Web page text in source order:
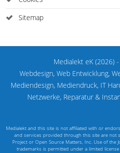
Sitemap
Medialekt eK (2026)
Webdesign, Web Entwicklung,
Mediendesign, Mediendruck, IT
Netzwerke, Reparatur &
Medialekt and this site is not affiliated with or
and services provided through this site are not
Project or Open Source Matters, Inc. Use of the
trademarks is permitted under a limited